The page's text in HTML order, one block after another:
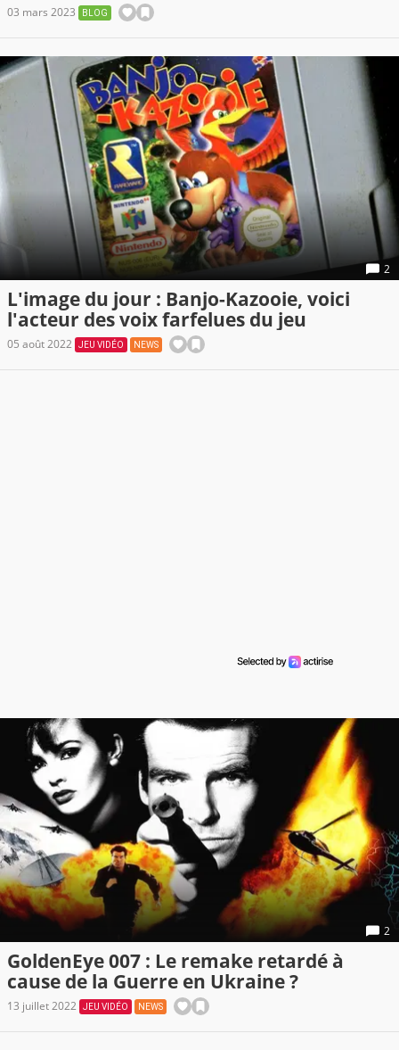
03 mars 2023
BLOG
2
L'image du jour : Banjo-Kazooie, voici
l'acteur des voix farfelues du jeu
05 août 2022 JEU VIDÉO NEWS
2
GoldenEye 007 : Le remake retardé à
cause de la Guerre en Ukraine ?
13 juillet 2022 JEU VIDÉO NEWS